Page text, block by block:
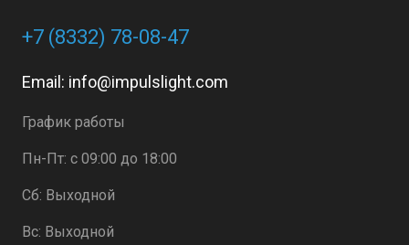
+7 (8332) 78-08-47
Email: info@impulslight.com
График работы
Пн-Пт: с 09:00 до 18:00
Сб: Выходной
Вс: Выходной